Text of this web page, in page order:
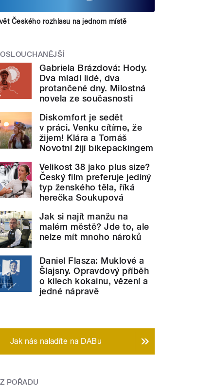
Českého rozhlasu na jednom místě
Gabriela Brázdová: Hody.
Dva mladí lidé, dva
protančené dny. Milostná
novela ze současnosti
Diskomfort je sedět
v práci. Venku cítíme, že
žijem! Klára a Tomáš
Novotní žijí bikepackingem
Velikost 38 jako plus size?
Český film preferuje jediný
typ ženského těla, říká
herečka Soukupová
Jak si najít manžu na
malém městě? Jde to, ale
nelze mít mnoho nároků
Daniel Flasza: Muklové a
Šlajsny. Opravdový příběh
o kilech kokainu, vězení a
jedné nápravě
Jak nás naladíte na DABu
POŘADU